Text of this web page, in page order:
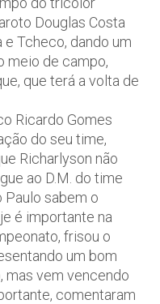
Douglas Costa
e Tcheco, dando um
meio de campo,
que terá a volta de
Ricardo Gomes
do seu time,
Richarlyson não
ao D.M. do time
Paulo sabem o
é importante na
frisou o
um bom
mas vem vencendo
comentaram